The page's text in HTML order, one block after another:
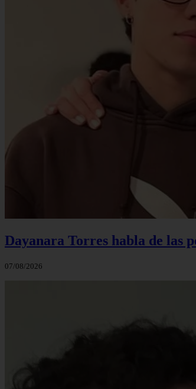
Dayanara Torres habla de las
07/08/2026